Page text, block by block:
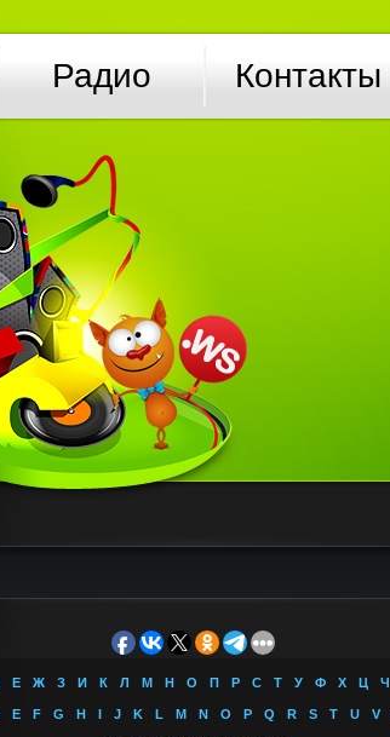
Радио Контакты
Е Ж З И К Л М Н О П Р С Т У Ф Х Ц Ч
E F G H I J K L M N O P Q R S T U V